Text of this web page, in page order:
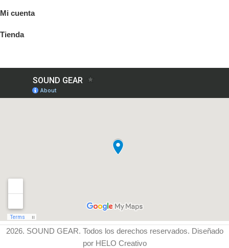
Mi cuenta
Tienda
2026. SOUND GEAR. Todos los derechos reservados. Diseñado
por HELO Creativo